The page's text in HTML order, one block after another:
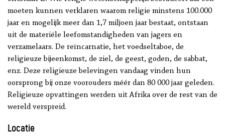
moeten kunnen verklaren waarom religie minstens 100.000
jaar en mogelijk meer dan 1,7 miljoen jaar bestaat, ontstaan
uit de materiële leefomstandigheden van jagers en
verzamelaars. De reïncarnatie, het voedseltaboe, de
religieuze bijeenkomst, de ziel, de geest, goden, de sabbat,
enz. Deze religieuze belevingen vandaag vinden hun
oorsprong bij onze voorouders méér dan 80 000 jaar geleden.
Religieuze opvattingen werden uit Afrika over de rest van de
wereld verspreid.
Locatie